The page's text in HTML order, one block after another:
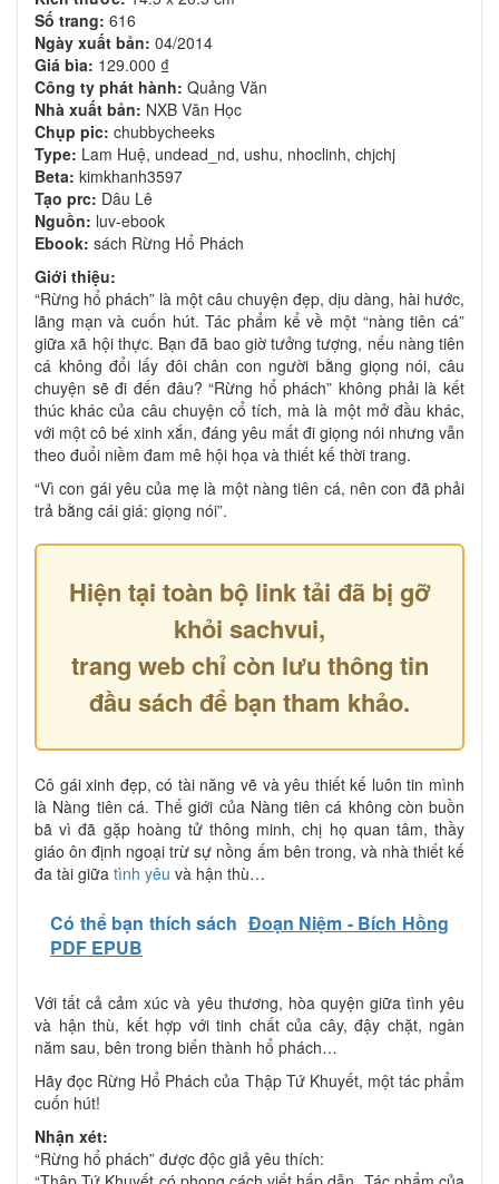
Số trang: 616
Ngày xuất bản: 04/2014
Giá bìa: 129.000 ₫
Công ty phát hành: Quảng Văn
Nhà xuất bản: NXB Văn Học
Chụp pic: chubbycheeks
Type: Lam Huệ, undead_nd, ushu, nhoclinh, chjchj
Beta: kimkhanh3597
Tạo prc: Dâu Lê
Nguồn: luv-ebook
Ebook: sách Rừng Hổ Phách
Giới thiệu:
“Rừng hổ phách” là một câu chuyện đẹp, dịu dàng, hài hước,
lãng mạn và cuốn hút. Tác phẩm kể về một “nàng tiên cá”
giữa xã hội thực. Bạn đã bao giờ tưởng tượng, nếu nàng tiên
cá không đổi lấy đôi chân con người bằng giọng nói, câu
chuyện sẽ đi đến đâu? “Rừng hổ phách” không phải là kết
thúc khác của câu chuyện cổ tích, mà là một mở đầu khác,
với một cô bé xinh xắn, đáng yêu mất đi giọng nói nhưng vẫn
theo đuổi niềm đam mê hội họa và thiết kế thời trang.
“Vì con gái yêu của mẹ là một nàng tiên cá, nên con đã phải
trả bằng cái giá: giọng nói”.
Hiện tại toàn bộ link tải đã bị gỡ
khỏi sachvui,
trang web chỉ còn lưu thông tin
đầu sách để bạn tham khảo.
Cô gái xinh đẹp, có tài năng vẽ và yêu thiết kế luôn tin mình
là Nàng tiên cá. Thế giới của Nàng tiên cá không còn buồn
bã vì đã gặp hoàng tử thông minh, chị họ quan tâm, thầy
giáo ôn định ngoại trừ sự nồng ấm bên trong, và nhà thiết kế
đa tài giữa tình yêu và hận thù…
Có thể bạn thích sách Đoạn Niệm - Bích Hồng
PDF EPUB
Với tất cả cảm xúc và yêu thương, hòa quyện giữa tình yêu
và hận thù, kết hợp với tinh chất của cây, đậy chặt, ngàn
năm sau, bên trong biến thành hổ phách…
Hãy đọc Rừng Hổ Phách của Thập Tứ Khuyết, một tác phẩm
cuốn hút!
Nhận xét:
“Rừng hổ phách” được độc giả yêu thích: